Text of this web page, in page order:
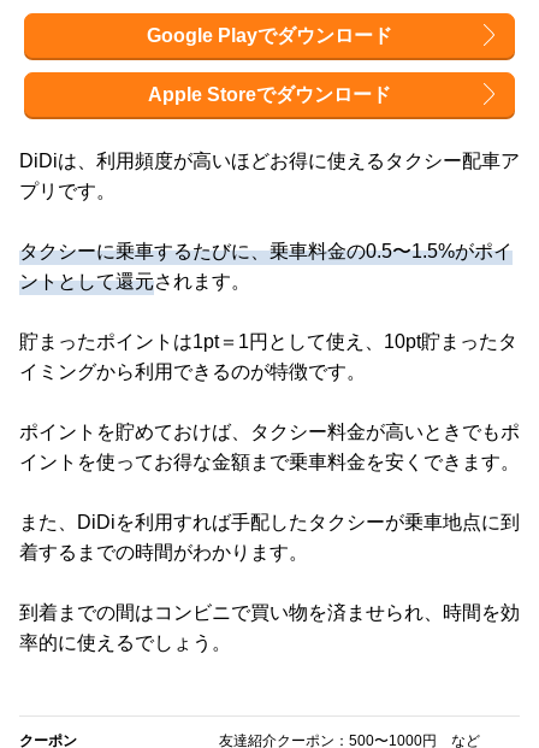
Google Playでダウンロード
Apple Storeでダウンロード
DiDiは、利用頻度が高いほどお得に使えるタクシー配車ア
プリです。
タクシーに乗車するたびに、乗車料金の0.5〜1.5%がポイ
ントとして還元されます。
貯まったポイントは1pt＝1円として使え、10pt貯まったタ
イミングから利用できるのが特徴です。
ポイントを貯めておけば、タクシー料金が高いときでもポ
イントを使ってお得な金額まで乗車料金を安くできます。
また、DiDiを利用すれば手配したタクシーが乗車地点に到
着するまでの時間がわかります。
到着までの間はコンビニで買い物を済ませられ、時間を効
率的に使えるでしょう。
クーポン 友達紹介クーポン：500〜1000円 など